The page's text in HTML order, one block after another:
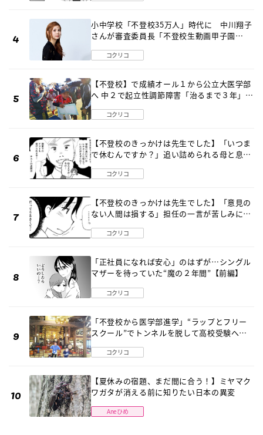
小中学校「不登校35万人」時代に 中川翔子
さんが審査委員長「不登校生動画甲子園
コクリコ
【不登校】で成績オール１から公立大医学部
へ 中２で起立性調節障害「治るまで３年」の
コクリコ
【不登校のきっかけは先生でした】「いつま
で休むんですか？」追い詰められる母と息子
コクリコ
【不登校のきっかけは先生でした】「意見の
ない人間は損する」担任の一言が苦しみに…
コクリコ
「正社員になれば安心」のはずが…シングル
マザーを待っていた“魔の２年間”【前編】
コクリコ
「不登校から医学部進学」“ラップとフリー
スクール”でトンネルを脱して高校受験へ
コクリコ
【夏休みの宿題、まだ間に合う！】ミヤマク
ワガタが消える前に知りたい日本の異変
Aneひめ